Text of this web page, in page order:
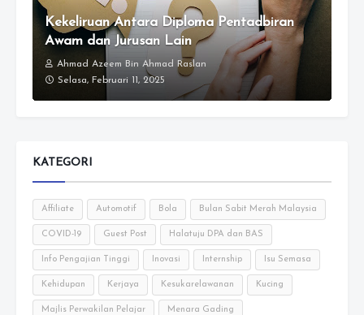
Kekeliruan Antara Diploma Pentadbiran
Awam dan Jurusan Lain
Ahmad Azeem Bin Ahmad Raslan
Selasa, Februari 11, 2025
KATEGORI
Affiliate Automotif Bola Bulan Sabit Merah Malaysia
COVID-19 Guest Post Halatuju DPA dan BAS
Info Pengajian Tinggi Inovasi Internship Isu Semasa
Kehidupan Kerjaya Kesukarelawanan Kucing
Majlis Perwakilan Pelajar Menara Gading